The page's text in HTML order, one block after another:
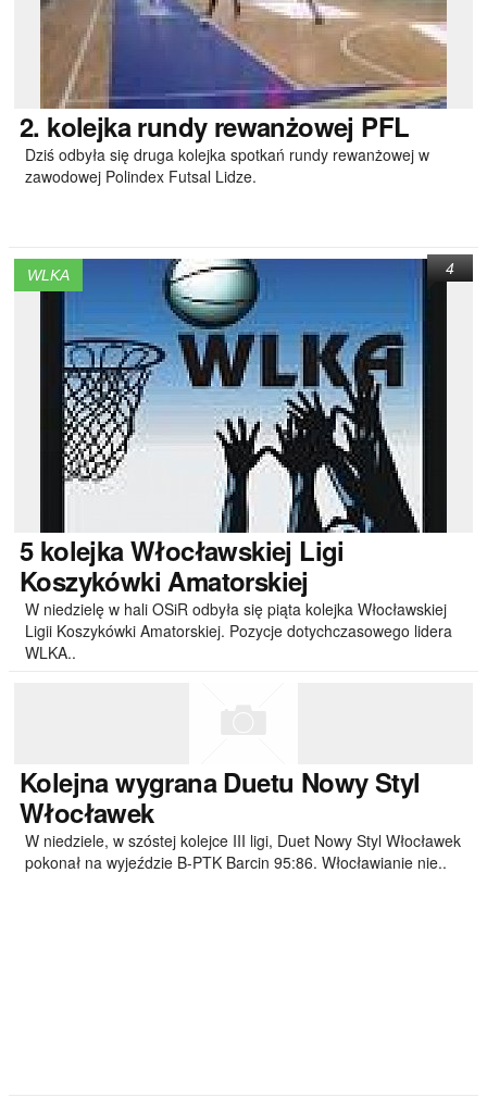
2. kolejka rundy rewanżowej PFL
Dziś odbyła się druga kolejka spotkań rundy rewanżowej w
zawodowej Polindex Futsal Lidze.
WLKA
5kolejka Włocławskiej Ligi
Koszykówki Amatorskiej
W niedzielę w hali OSiR odbyła się piąta kolejka Włocławskiej
Ligii Koszykówki Amatorskiej. Pozycje dotychczasowego lidera
WLKA..
4
Kolejnawygrana Duetu Nowy Styl
Włocławek
W niedziele, w szóstej kolejce III ligi, Duet Nowy Styl Włocławek
pokonał na wyjeździe B-PTK Barcin 95:86. Włocławianie nie..